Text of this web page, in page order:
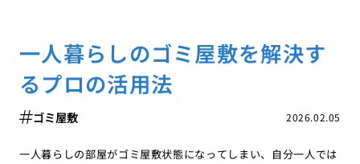
一人暮らしのゴミ屋敷を解決す
るプロの活用法
2026.02.05
ゴミ屋敷
一人暮らしの部屋がゴミ屋敷状態になってしまい、自分一人では